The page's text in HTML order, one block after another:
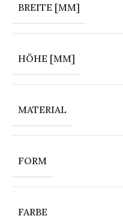
BREITE [MM]
HÖHE [MM]
MATERIAL
FORM
FARBE